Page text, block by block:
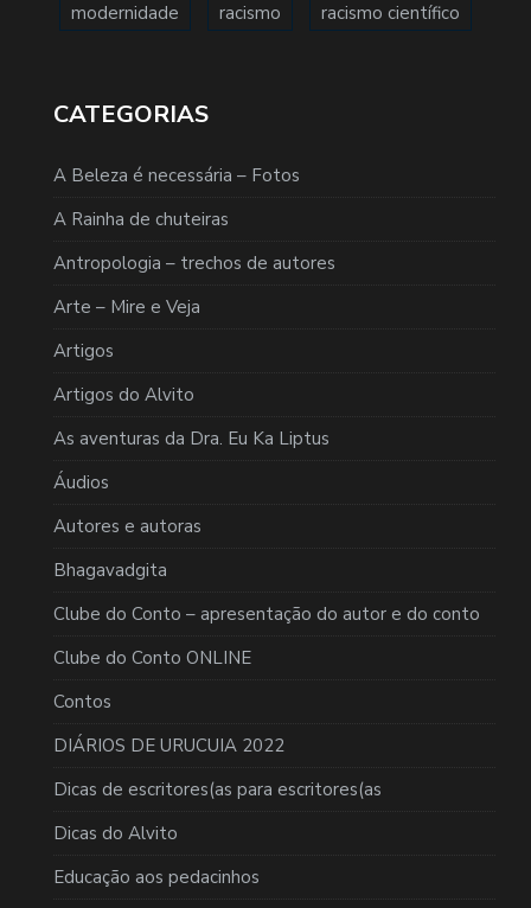
modernidade racismo racismo científico
CATEGORIAS
A Beleza é necessária – Fotos
A Rainha de chuteiras
Antropologia – trechos de autores
Arte – Mire e Veja
Artigos
Artigos do Alvito
As aventuras da Dra. Eu Ka Liptus
Áudios
Autores e autoras
Bhagavadgita
Clube do Conto – apresentação do autor e do conto
Clube do Conto ONLINE
Contos
DIÁRIOS DE URUCUIA 2022
Dicas de escritores(as para escritores(as
Dicas do Alvito
Educação aos pedacinhos